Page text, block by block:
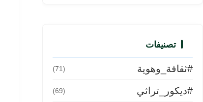
تصنيفات
#ثقافة_وهوية (71)
#ديكور_تراثي (69)